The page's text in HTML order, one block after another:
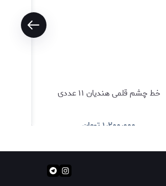
خط چشم قلمی هندیان ۱۱ عددی
۱٫۲۰۰٫۰۰۰ تومان